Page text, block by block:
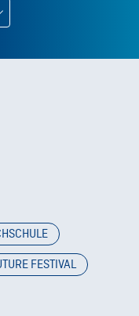
FESTIVAL